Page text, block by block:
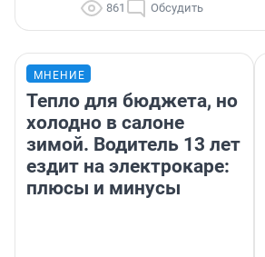
861 Обсудить
МНЕНИЕ
Тепло для бюджета, но
холодно в салоне
зимой. Водитель 13 лет
ездит на электрокаре:
плюсы и минусы